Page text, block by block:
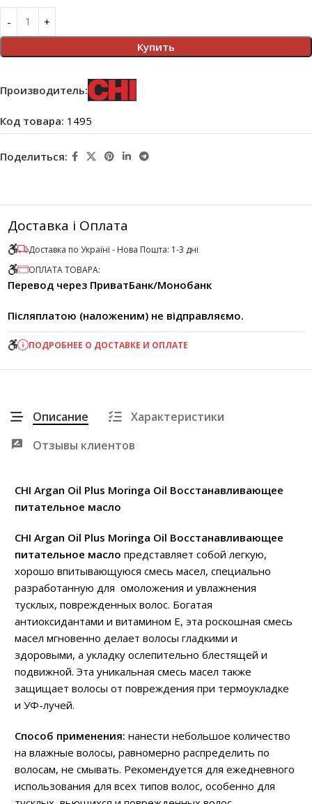
Купить
Производитель:
Код товара: 1495
Поделиться:
Доставка і Оплата
Доставка по Українї - Нова Пошта: 1-3 дні
ОПЛАТА ТОВАРА:
Перевод через ПриватБанк/Монобанк
Післяплатою (наложеним) не відправляємо.
ПОДРОБНЕЕ О ДОСТАВКЕ И ОПЛАТЕ
Описание
Характеристики
Отзывы клиентов
CHI Argan Oil Plus Moringa Oil Восстанавливающее
питательное масло
CHI Argan Oil Plus Moringa Oil Восстанавливающее
питательное масло представляет собой легкую,
хорошо впитывающуюся смесь масел, специально
разработанную для омоложения и увлажнения
тусклых, поврежденных волос. Богатая
антиоксидантами и витамином Е, эта роскошная смесь
масел мгновенно делает волосы гладкими и
здоровыми, а укладку ослепительно блестящей и
подвижной. Эта уникальная смесь масел также
защищает волосы от повреждения при термоукладке
и УФ-лучей.
Способ применения: нанести небольшое количество
на влажные волосы, равномерно распределить по
волосам, не смывать. Рекомендуется для ежедневного
использования для всех типов волос, особенно для